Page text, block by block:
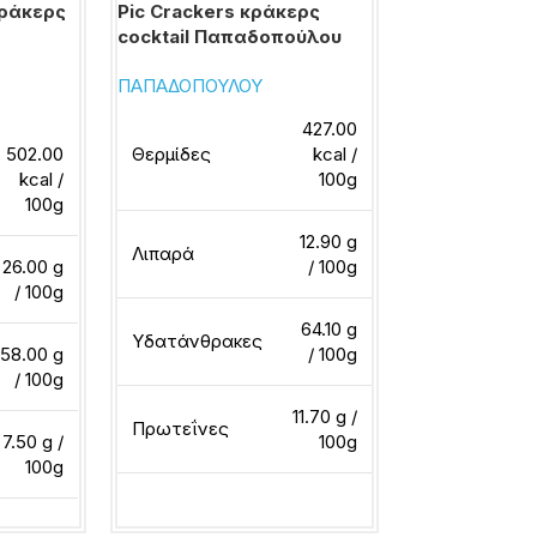
502.00
kcal /
100g
26.00 g
/ 100g
58.00 g
/ 100g
7.50 g /
100g
Pic Crackers κράκερς
cocktail Παπαδοπούλου
ΠΑΠΑΔΟΠΟΥΛΟΥ
Θερμίδες
427.00
kcal /
100g
Λιπαρά
12.90 g
/ 100g
Υδατάνθρακες
64.10 g
/ 100g
Πρωτεΐνες
11.70 g /
100g